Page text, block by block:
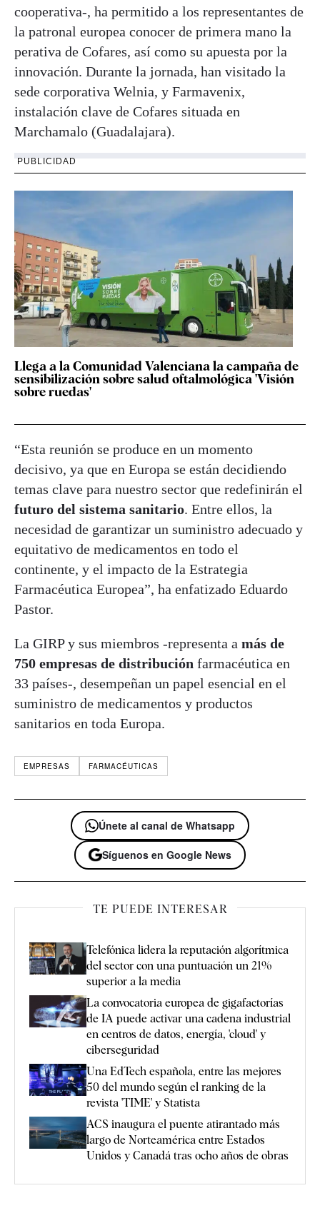
cooperativa-, ha permitido a los representantes de
la patronal europea conocer de primera mano la
perativa de Cofares, así como su apuesta por la
innovación. Durante la jornada, han visitado la
sede corporativa Welnia, y Farmavenix,
instalación clave de Cofares situada en
Marchamalo (Guadalajara).
PUBLICIDAD
Llega a la Comunidad Valenciana la campaña de
sensibilización sobre salud oftalmológica 'Visión
sobre ruedas'
“Esta reunión se produce en un momento
decisivo, ya que en Europa se están decidiendo
temas clave para nuestro sector que redefinirán el
futuro del sistema sanitario. Entre ellos, la
necesidad de garantizar un suministro adecuado y
equitativo de medicamentos en todo el
continente, y el impacto de la Estrategia
Farmacéutica Europea”, ha enfatizado Eduardo
Pastor.
La GIRP y sus miembros -representa a más de
750 empresas de distribución farmacéutica en
33 países-, desempeñan un papel esencial en el
suministro de medicamentos y productos
sanitarios en toda Europa.
EMPRESAS FARMACÉUTICAS
Únete al canal de Whatsapp
Síguenos en Google News
TE PUEDE INTERESAR
Telefónica lidera la reputación algorítmica
del sector con una puntuación un 21%
superior a la media
La convocatoria europea de gigafactorías
de IA puede activar una cadena industrial
en centros de datos, energía, 'cloud' y
ciberseguridad
Una EdTech española, entre las mejores
50 del mundo según el ranking de la
revista 'TIME' y Statista
ACS inaugura el puente atirantado más
largo de Norteamérica entre Estados
Unidos y Canadá tras ocho años de obras